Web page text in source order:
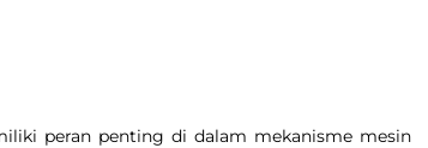
peran penting di dalam mekanisme mesin